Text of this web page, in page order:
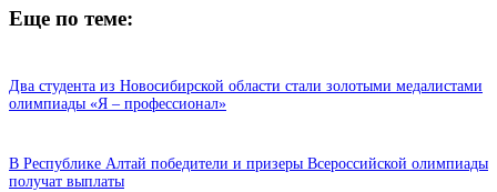
Еще по теме:
Два студента из Новосибирской области стали золотыми медалистами
олимпиады «Я – профессионал»
В Республике Алтай победители и призеры Всероссийской олимпиады
получат выплаты